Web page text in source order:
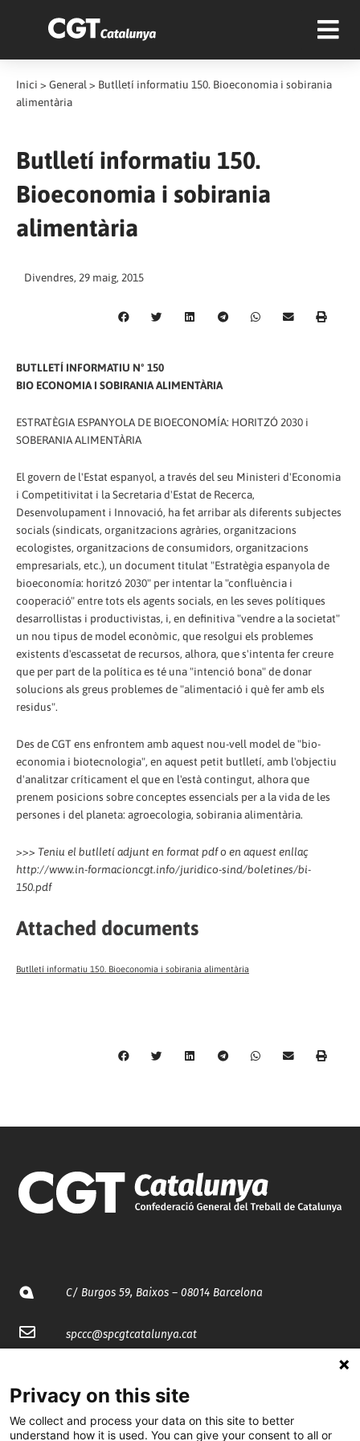
Inici > General > Butlletí informatiu 150. Bioeconomia i sobirania
alimentària
Butlletí informatiu 150.
Bioeconomia i sobirania
alimentària
Divendres, 29 maig, 2015
BUTLLETÍ INFORMATIU Nº 150
BIO ECONOMIA I SOBIRANIA ALIMENTÀRIA
ESTRATÈGIA ESPANYOLA DE BIOECONOMÍA: HORITZÓ 2030 i
SOBERANIA ALIMENTÀRIA
El govern de l'Estat espanyol, a través del seu Ministeri d'Economia
i Competitivitat i la Secretaria d'Estat de Recerca,
Desenvolupament i Innovació, ha fet arribar als diferents subjectes
socials (sindicats, organitzacions agràries, organitzacions
ecologistes, organitzacions de consumidors, organitzacions
empresarials, etc.), un document titulat "Estratègia espanyola de
bioeconomía: horitzó 2030" per intentar la "confluència i
cooperació" entre tots els agents socials, en les seves polítiques
desarrollistas i productivistas, i, en definitiva "vendre a la societat"
un nou tipus de model econòmic, que resolgui els problemes
existents d'escassetat de recursos, alhora, que s'intenta fer creure
que per part de la política es té una "intenció bona" de donar
solucions als greus problemes de "alimentació i què fer amb els
residus".
Des de CGT ens enfrontem amb aquest nou-vell model de "bio-
economia i biotecnologia", en aquest petit butlletí, amb l'objectiu
d'analitzar críticament el que en l'està contingut, alhora que
prenem posicions sobre conceptes essencials per a la vida de les
persones i del planeta: agroecologia, sobirania alimentària.
>>> Teniu el butlletí adjunt en format pdf o en aquest enllaç
http://www.in-formacioncgt.info/juridico-sind/boletines/bi-
150.pdf
Attached documents
Butlletí informatiu 150. Bioeconomia i sobirania alimentària
C/ Burgos 59, Baixos – 08014 Barcelona
spccc@spcgtcatalunya.cat
@CGTCatalunya
Privacy on this site
We collect and process your data on this site to better
understand how it is used. You can give your consent to all or